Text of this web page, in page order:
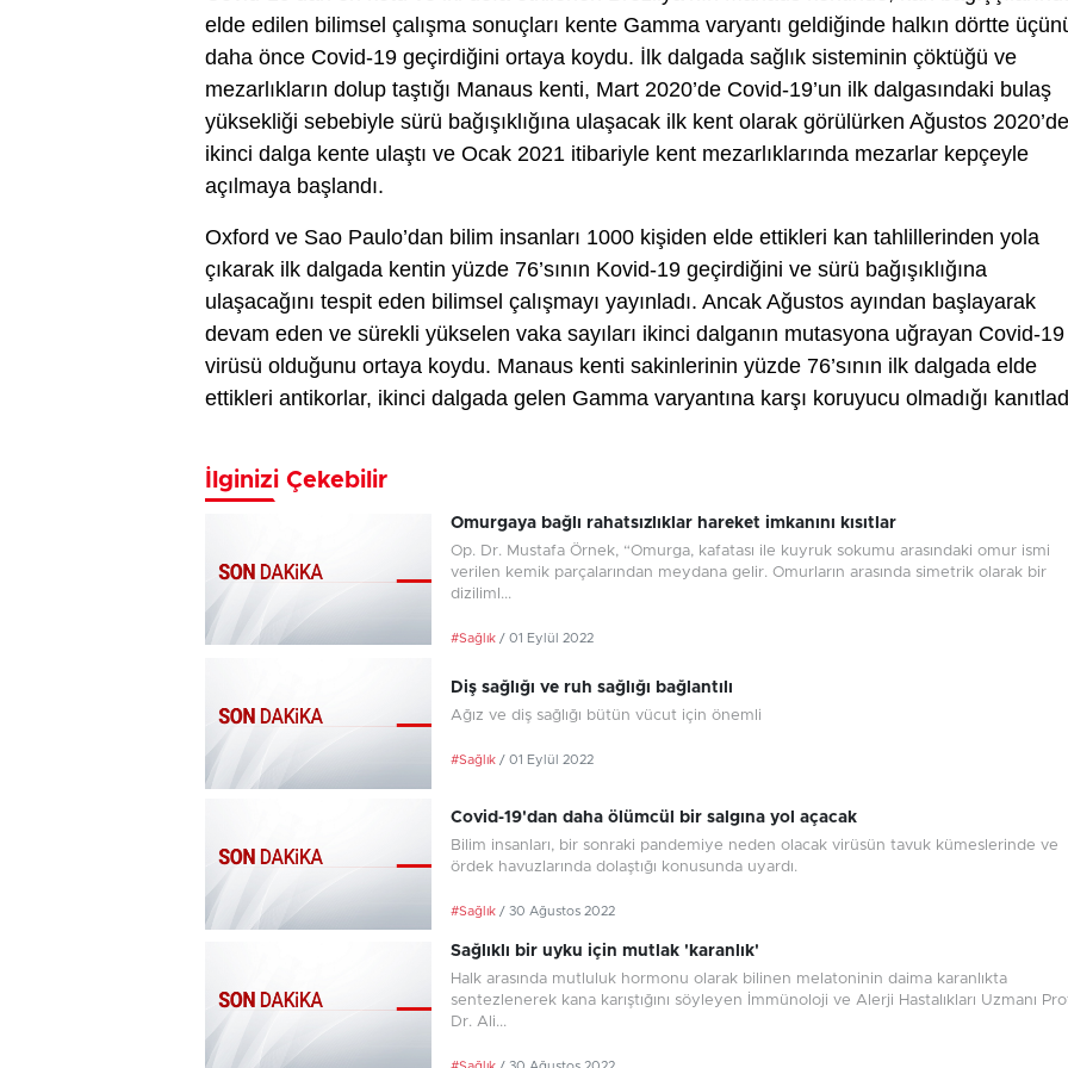
elde edilen bilimsel çalışma sonuçları kente Gamma varyantı geldiğinde halkın dörtte
daha önce Covid-19 geçirdiğini ortaya koydu. İlk dalgada sağlık sisteminin çöktüğü ve
mezarlıkların dolup taştığı Manaus kenti, Mart 2020’de Covid-19’un ilk dalgasındaki bulaş
yüksekliği sebebiyle sürü bağışıklığına ulaşacak ilk kent olarak görülürken Ağustos 2020’de
ikinci dalga kente ulaştı ve Ocak 2021 itibariyle kent mezarlıklarında mezarlar kepçeyle
açılmaya başlandı.
Oxford ve Sao Paulo’dan bilim insanları 1000 kişiden elde ettikleri kan tahlillerinden yola
çıkarak ilk dalgada kentin yüzde 76’sının Kovid-19 geçirdiğini ve sürü bağışıklığına
ulaşacağını tespit eden bilimsel çalışmayı yayınladı. Ancak Ağustos ayından başlayarak
devam eden ve sürekli yükselen vaka sayıları ikinci dalganın mutasyona uğrayan Covid-19
virüsü olduğunu ortaya koydu. Manaus kenti sakinlerinin yüzde 76’sının ilk dalgada elde
ettikleri antikorlar, ikinci dalgada gelen Gamma varyantına karşı koruyucu olmadığı
İlginizi Çekebilir
Omurgaya bağlı rahatsızlıklar hareket imkanını kısıtlar
Op. Dr. Mustafa Örnek, “Omurga, kafatası ile kuyruk sokumu arasındaki omur ismi
verilen kemik parçalarından meydana gelir. Omurların arasında simetrik olarak bir
diziliml...
#Sağlık / 01 Eylül 2022
Diş sağlığı ve ruh sağlığı bağlantılı
Ağız ve diş sağlığı bütün vücut için önemli
#Sağlık / 01 Eylül 2022
Covid-19'dan daha ölümcül bir salgına yol açacak
Bilim insanları, bir sonraki pandemiye neden olacak virüsün tavuk kümeslerinde ve
ördek havuzlarında dolaştığı konusunda uyardı.
#Sağlık / 30 Ağustos 2022
Sağlıklı bir uyku için mutlak 'karanlık'
Halk arasında mutluluk hormonu olarak bilinen melatoninin daima karanlıkta
sentezlenerek kana karıştığını söyleyen İmmünoloji ve Alerji Hastalıkları Uzmanı
Dr. Ali...